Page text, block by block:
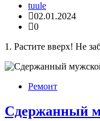
tuule
02.01.2024
0
1. Растите вверх! Не
Ремонт
Сдержанный